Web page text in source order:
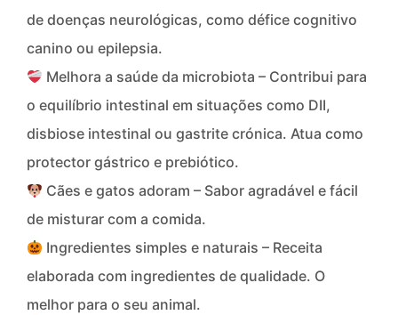
de doenças neurológicas, como défice cognitivo
canino ou epilepsia.
Melhora a saúde da microbiota – Contribui para
o equilíbrio intestinal em situações como DII,
disbiose intestinal ou gastrite crónica. Atua como
protector gástrico e prebiótico.
Cães e gatos adoram – Sabor agradável e fácil
de misturar com a comida.
Ingredientes simples e naturais – Receita
elaborada com ingredientes de qualidade. O
melhor para o seu animal.